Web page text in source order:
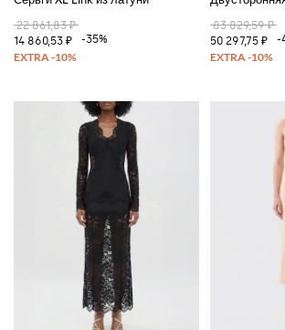
22 861,83 ₽
14 860,53 ₽
-35%
83 829,59 ₽
50 297,75 ₽
-